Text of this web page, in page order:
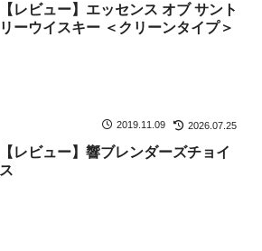
【レビュー】エッセンス オブ サント
リーウイスキー ＜クリーンタイプ＞
2019.11.09 2026.07.25
【レビュー】響ブレンダーズチョイ
ス